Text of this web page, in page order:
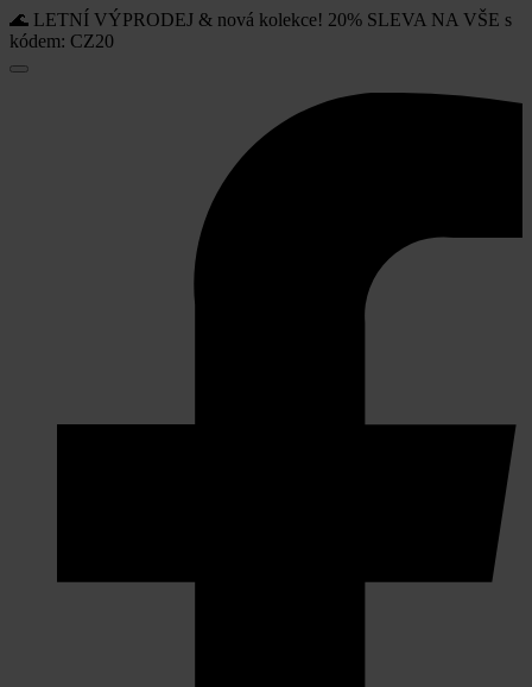
🌊 LETNÍ VÝPRODEJ & nová kolekce! 20% SLEVA NA VŠE s
kódem: CZ20